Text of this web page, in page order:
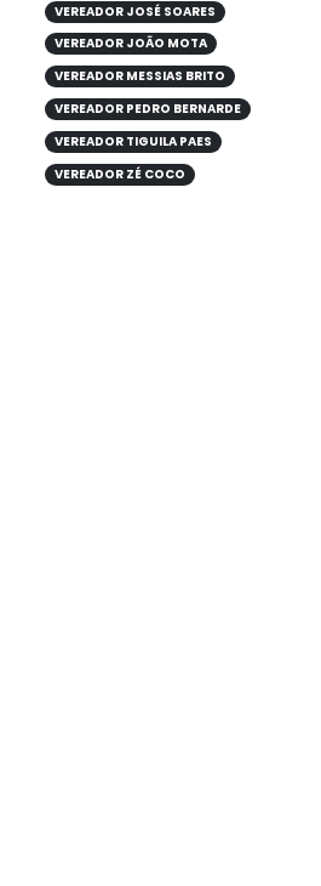
VEREADOR JOSÉ SOARES
VEREADOR JOÃO MOTA
VEREADOR MESSIAS BRITO
VEREADOR PEDRO BERNARDE
VEREADOR TIGUILA PAES
VEREADOR ZÉ COCO